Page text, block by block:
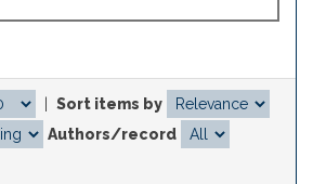
Sort items by
Authors/record